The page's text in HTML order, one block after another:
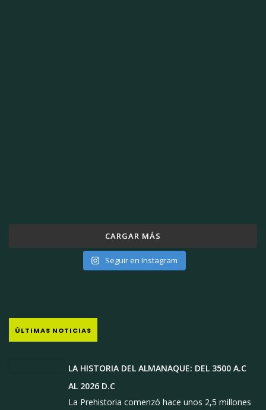
CARGAR MÁS
Seguir en Instagram
ÚLTIMAS NOTICIAS
LA HISTORIA DEL ALMANAQUE: DEL 3500 A.C
AL 2026 D.C
La Prehistoria comenzó hace unos 2,5 millones